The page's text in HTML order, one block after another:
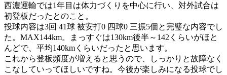
西濃運輸では1年目は体力づくりを中心に行い、対外試合は
初登板だったとのこと。
投球内容は3回 41球 被安打0 四球0 三振5個と完璧な内容でし
た。MAX144km。まっすぐは130km後半～142くらいがほと
んどで、平均140kmくらいだったと思います。
これから登板頻度が増えると思うので、しっかりと故障なく
こなしていってほしいですね。今後が楽しみになる投球でし